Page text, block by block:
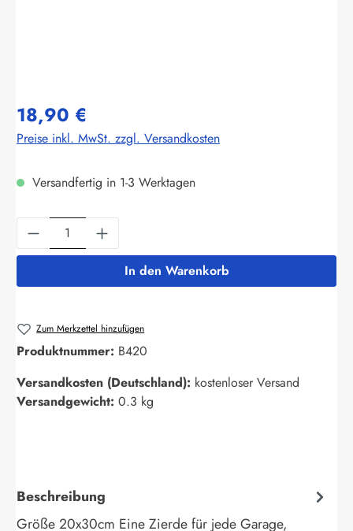
18,90 €
Preise inkl. MwSt. zzgl. Versandkosten
Versandfertig in 1-3 Werktagen
Produkt Anzahl: Gib den gewünschten
In den Warenkorb
Zum Merkzettel hinzufügen
Produktnummer: B420
Versandkosten (Deutschland): kostenloser Versand
Versandgewicht: 0.3 kg
Beschreibung
Größe 20x30cm Eine Zierde für jede Garage,